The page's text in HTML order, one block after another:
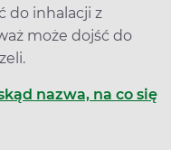
do inhalacji z
może dojść do
nazwa, na co się